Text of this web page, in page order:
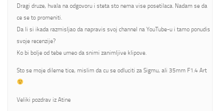
Dragi druze, hvala na odgovoru i steta sto nema vise posetilaca. Nadam se da
ce se to promeniti.
Da li si ikada razmisljao da napravis svoj channel na YouTube-u i tamo ponudis
svoje recenzije?
Ko bi bolje od tebe umeo da snimi zanimljive klipove.
Sto se moje dileme tice, mislim da cu se odluciti za Sigmu, ali 35mm F1.4 Art
Veliki pozdrav iz Atine